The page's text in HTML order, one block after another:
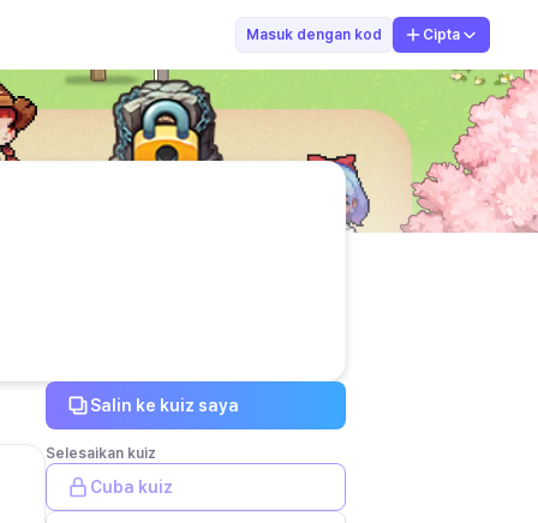
Masuk dengan kod Cipta
Guru temp id-0
Salin ke kuiz saya
Selesaikan kuiz
Cuba kuiz